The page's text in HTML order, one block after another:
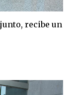
recibe un